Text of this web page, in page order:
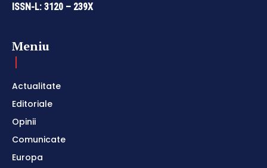
ISSN-L: 3120 – 239X
Meniu
Actualitate
Editoriale
Opinii
Comunicate
Europa